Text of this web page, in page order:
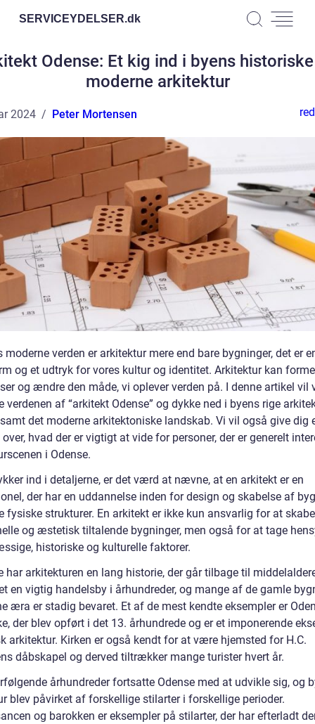
SERVICEYDELSER.dk
Odense: Et kig ind i byens
moderne arkitektur
2024 Peter Mortensen
moderne verden er arkitektur mere end bare bygninger, det er
og et udtryk for vores kultur og identitet. Arkitektur kan
og ændre den måde, vi oplever verden på. I denne artikel vil
verdenen af “arkitekt Odense” og dykke ned i byens rige
det moderne arkitektoniske landskab. Vi vil også give dig
hvad der er vigtigt at vide for personer, der er generelt
i Odense.
ind i detaljerne, er det værd at nævne, at en arkitekt er en
der har en uddannelse inden for design og skabelse af
fysiske strukturer. En arkitekt er ikke kun ansvarlig for at skabe
og æstetisk tiltalende bygninger, men også for at tage
historiske og kulturelle faktorer.
har arkitekturen en lang historie, der går tilbage til
en vigtig handelsby i århundreder, og mange af de gamle
æra er stadig bevaret. Et af de mest kendte eksempler er
der blev opført i det 13. århundrede og er et imponerende
arkitektur. Kirken er også kendt for at være hjemsted for H.C.
dåbskapel og derved tiltrækker mange turister hvert år.
århundreder fortsatte Odense med at udvikle sig, og
blev påvirket af forskellige stilarter i forskellige perioder.
og barokken er eksempler på stilarter, der har efterladt